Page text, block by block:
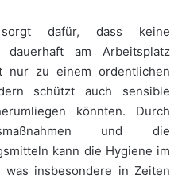
sorgt dafür, dass keine
dauerhaft am Arbeitsplatz
nur zu einem ordentlichen
schützt auch sensible
könnten. Durch
und die
kann die Hygiene im
insbesondere in Zeiten